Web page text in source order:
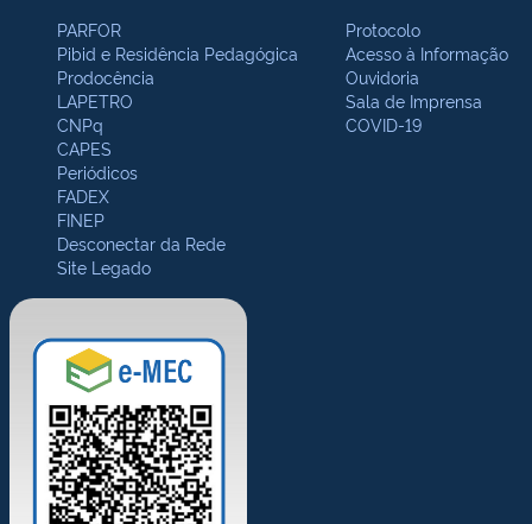
PARFOR
Pibid e Residência Pedagógica
Prodocência
LAPETRO
CNPq
CAPES
Periódicos
FADEX
FINEP
Desconectar da Rede
Site Legado
Protocolo
Acesso à Informação
Ouvidoria
Sala de Imprensa
COVID-19